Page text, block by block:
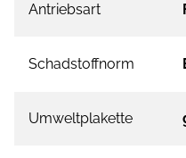
Antriebsart
Schadstoffnorm
Umweltplakette